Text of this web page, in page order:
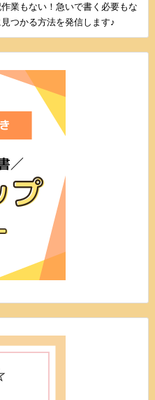
業もない！急いで書く必要もな
つかる方法を発信します♪